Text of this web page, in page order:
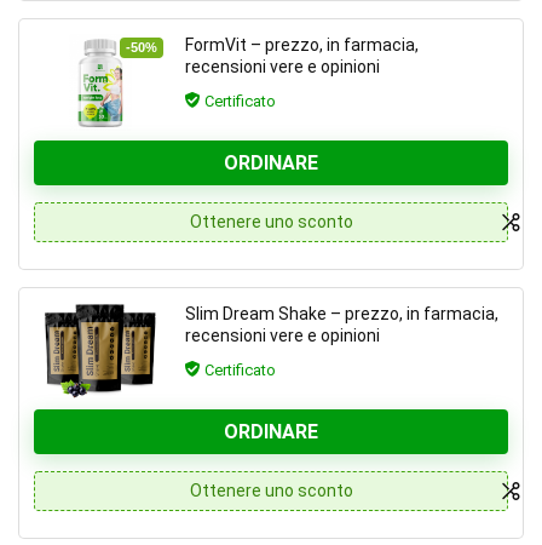
-50%
FormVit – prezzo, in farmacia,
recensioni vere e opinioni
Certificato
ORDINARE
Ottenere uno sconto
Slim Dream Shake – prezzo, in farmacia,
recensioni vere e opinioni
Certificato
ORDINARE
Ottenere uno sconto